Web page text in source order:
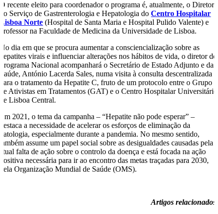
O recente eleito para coordenador o programa é, atualmente, o Diretor
do Serviço de Gastrenterologia e Hepatologia doCentro Hospitalar
Lisboa Norte (Hospital de Santa Maria e Hospital Pulido Valente) e
professor na Faculdade de Medicina da Universidade de Lisboa.
No dia em que se procura aumentar a consciencialização sobre as
hepatites virais e influenciar alterações nos hábitos de vida, o diretor do
Programa Nacional acompanhará o Secretário de Estado Adjunto e da
Saúde, António Lacerda Sales, numa visita à consulta descentralizada
para o tratamento da Hepatite C, fruto de um protocolo entre o Grupo
de Ativistas em Tratamentos (GAT) e o Centro Hospitalar Universitário
de Lisboa Central.
Em 2021, o tema da campanha – “Hepatite não pode esperar” –
destaca a necessidade de acelerar os esforços de eliminação da
patologia, especialmente durante a pandemia. No mesmo sentido,
também assume um papel social sobre as desigualdades causadas pela
atual falta de ação sobre o controlo da doença e está focada na ação
positiva necessária para ir ao encontro das metas traçadas para 2030,
pela Organização Mundial de Saúde (OMS).
Artigos relacionados: